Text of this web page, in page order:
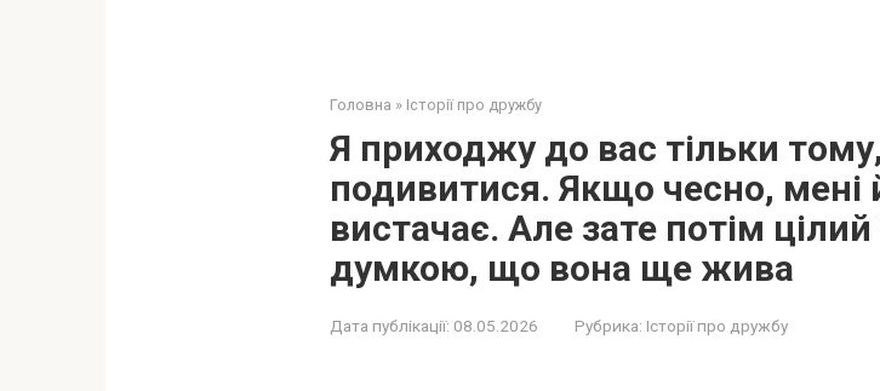
Головна » Історії про дружбу
Я приходжу до вас тільки
подивитися. Якщо чесно, мені
вистачає. Але зате потім
думкою, що вона ще жива
Дата публікації: 08.05.2026 Рубрика: Історії про дружбу